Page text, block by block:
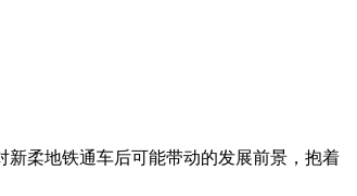
柔地铁通车后可能带动的发展前景，抱着